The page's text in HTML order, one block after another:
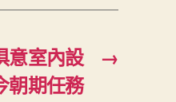
→
意室內設
朝期任務